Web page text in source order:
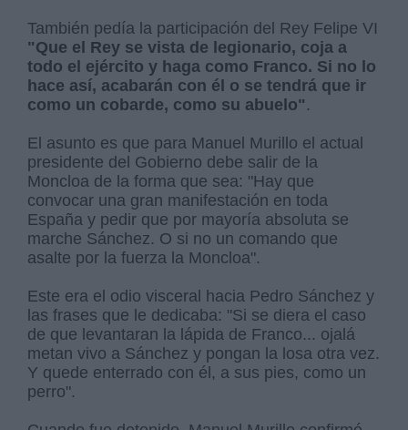
También pedía la participación del Rey Felipe VI
"Que el Rey se vista de legionario, coja a
todo el ejército y haga como Franco. Si no lo
hace así, acabarán con él o se tendrá que ir
como un cobarde, como su abuelo" .
El asunto es que para Manuel Murillo el actual
presidente del Gobierno debe salir de la
Moncloa de la forma que sea: "Hay que
convocar una gran manifestación en toda
España y pedir que por mayoría absoluta se
marche Sánchez. O si no un comando que
asalte por la fuerza la Moncloa".
Este era el odio visceral hacia Pedro Sánchez y
las frases que le dedicaba: "Si se diera el caso
de que levantaran la lápida de Franco... ojalá
metan vivo a Sánchez y pongan la losa otra vez.
Y quede enterrado con él, a sus pies, como un
perro".